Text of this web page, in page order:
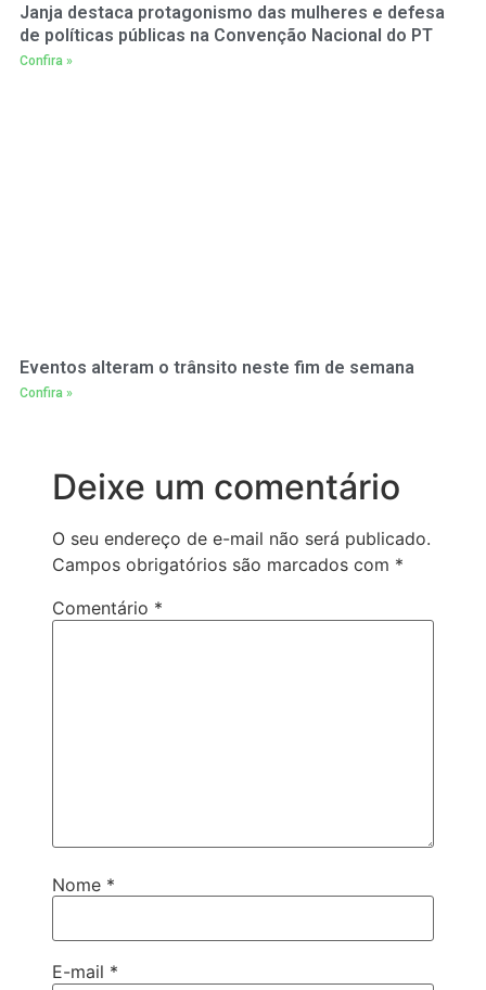
Janja destaca protagonismo das mulheres e defesa
de políticas públicas na Convenção Nacional do PT
Confira »
Eventos alteram o trânsito neste fim de semana
Confira »
Deixe um comentário
O seu endereço de e-mail não será publicado.
Campos obrigatórios são marcados com *
Comentário *
Nome *
E-mail *